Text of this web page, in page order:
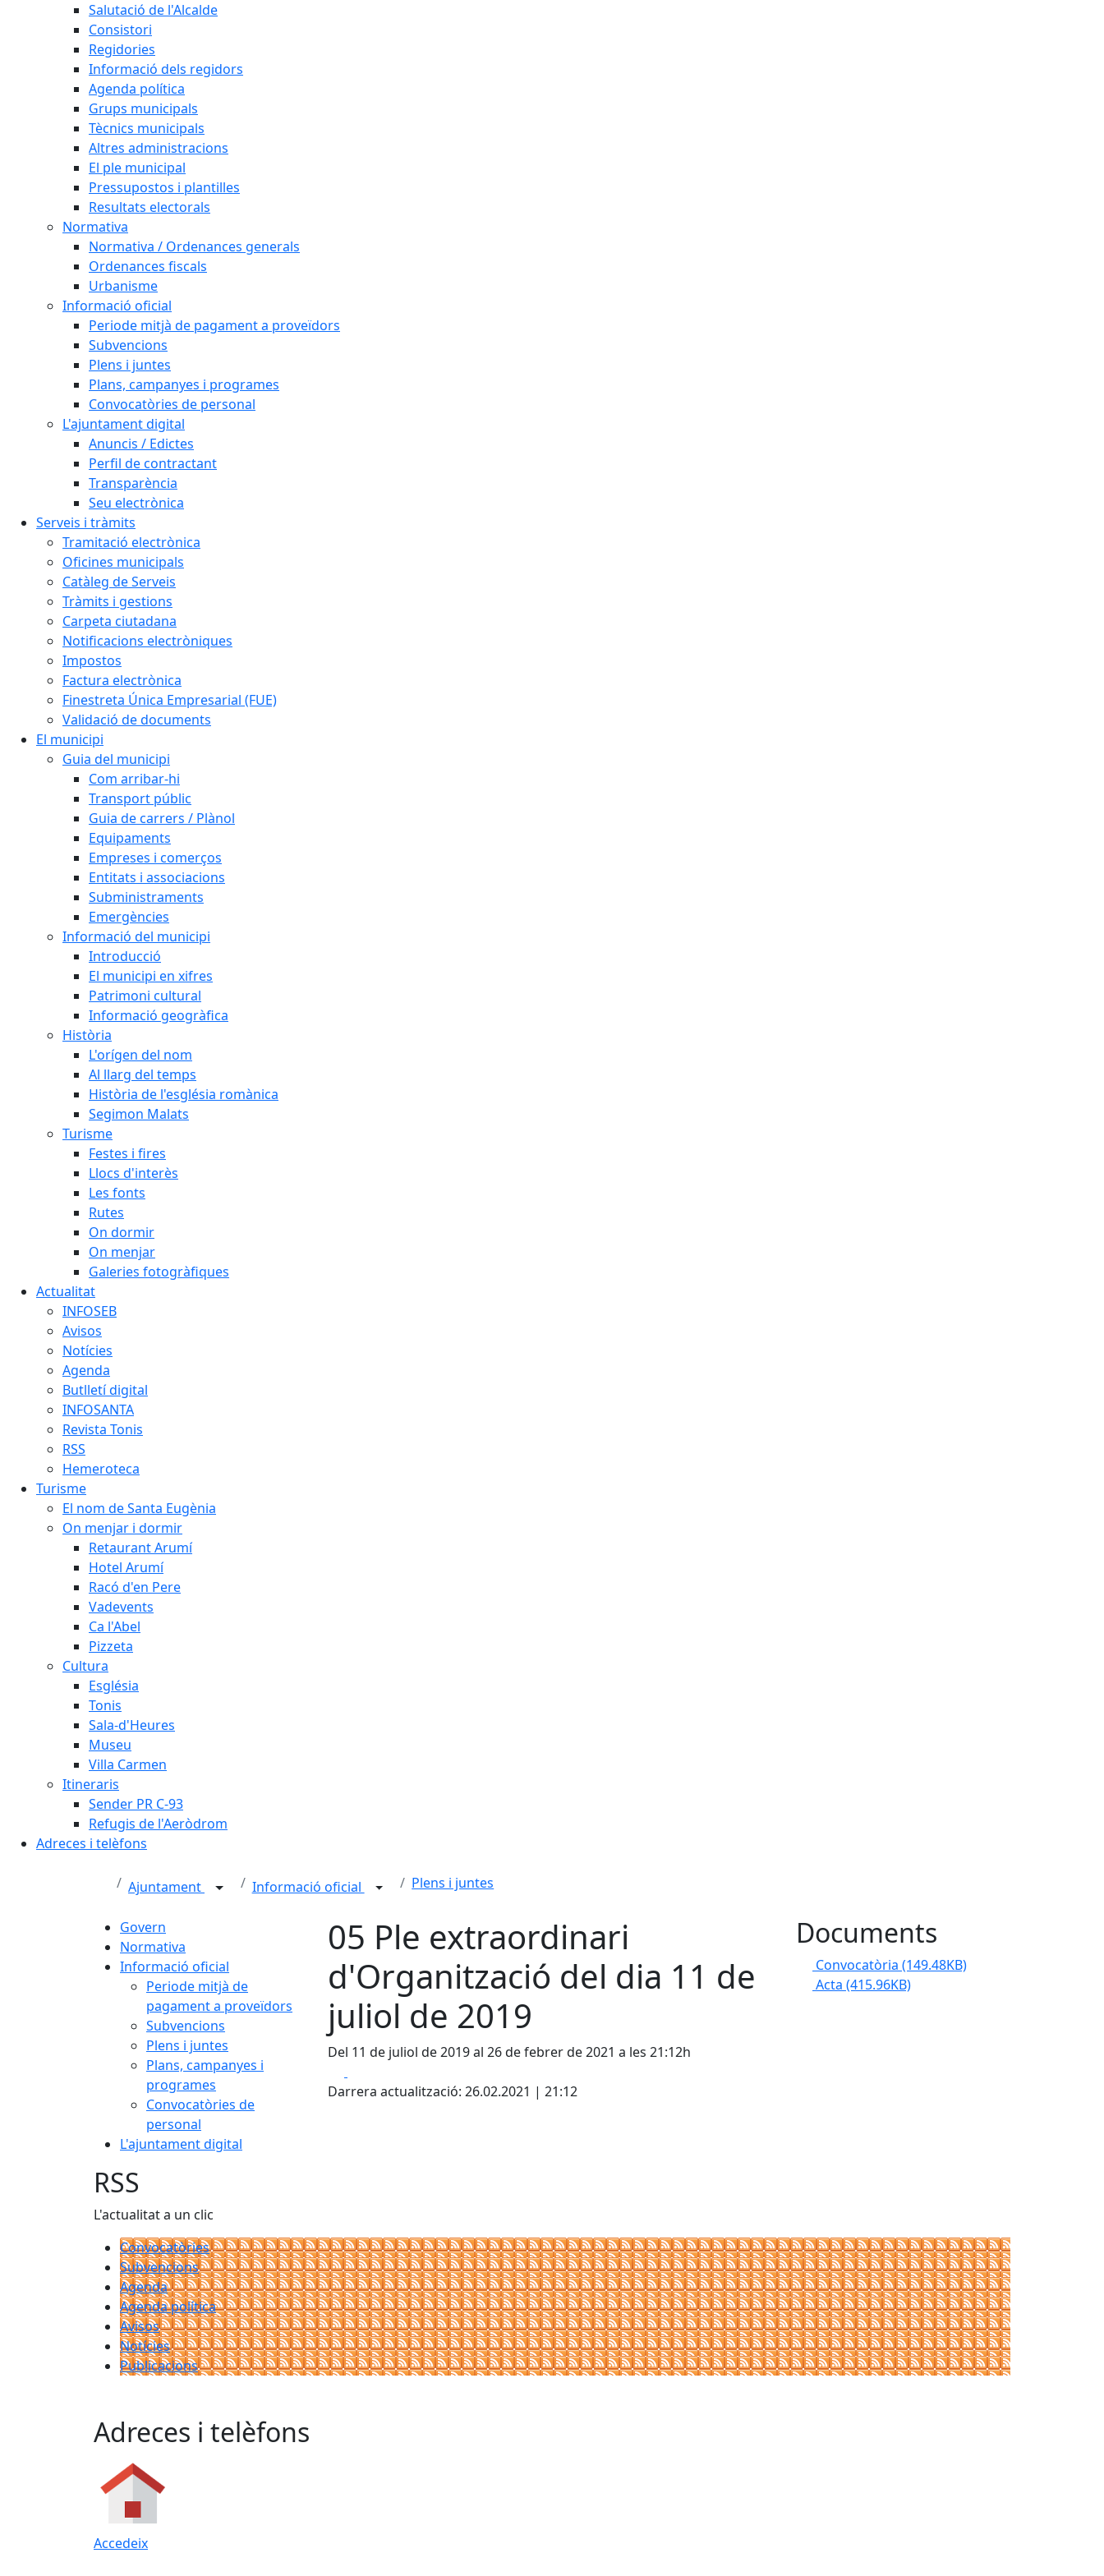
Salutació de l'Alcalde
Consistori
Regidories
Informació dels regidors
Agenda política
Grups municipals
Tècnics municipals
Altres administracions
El ple municipal
Pressupostos i plantilles
Resultats electorals
Normativa
Normativa / Ordenances generals
Ordenances fiscals
Urbanisme
Informació oficial
Periode mitjà de pagament a proveïdors
Subvencions
Plens i juntes
Plans, campanyes i programes
Convocatòries de personal
L'ajuntament digital
Anuncis / Edictes
Perfil de contractant
Transparència
Seu electrònica
Serveis i tràmits
Tramitació electrònica
Oficines municipals
Catàleg de Serveis
Tràmits i gestions
Carpeta ciutadana
Notificacions electròniques
Impostos
Factura electrònica
Finestreta Única Empresarial (FUE)
Validació de documents
El municipi
Guia del municipi
Com arribar-hi
Transport públic
Guia de carrers / Plànol
Equipaments
Empreses i comerços
Entitats i associacions
Subministraments
Emergències
Informació del municipi
Introducció
El municipi en xifres
Patrimoni cultural
Informació geogràfica
Història
L'orígen del nom
Al llarg del temps
Història de l'església romànica
Segimon Malats
Turisme
Festes i fires
Llocs d'interès
Les fonts
Rutes
On dormir
On menjar
Galeries fotogràfiques
Actualitat
INFOSEB
Avisos
Notícies
Agenda
Butlletí digital
INFOSANTA
Revista Tonis
RSS
Hemeroteca
Turisme
El nom de Santa Eugènia
On menjar i dormir
Retaurant Arumí
Hotel Arumí
Racó d'en Pere
Vadevents
Ca l'Abel
Pizzeta
Cultura
Església
Tonis
Sala-d'Heures
Museu
Villa Carmen
Itineraris
Sender PR C-93
Refugis de l'Aeròdrom
Adreces i telèfons
Ajuntament Informació oficial Plens i juntes
Govern
Normativa
Informació oficial
Periode mitjà de
pagament a proveïdors
Subvencions
Plens i juntes
Plans, campanyes i
programes
Convocatòries de
personal
L'ajuntament digital
05 Ple extraordinari
d'Organització del dia 11 de
juliol de 2019
Del 11 de juliol de 2019 al 26 de febrer de 2021 a les 21:12h
Darrera actualització: 26.02.2021 | 21:12
Documents
Convocatòria (149.48KB)
Acta (415.96KB)
RSS
L'actualitat a un clic
Convocatòries
Subvencions
Agenda
Agenda política
Avisos
Notícies
Publicacions
Adreces i telèfons
Accedeix